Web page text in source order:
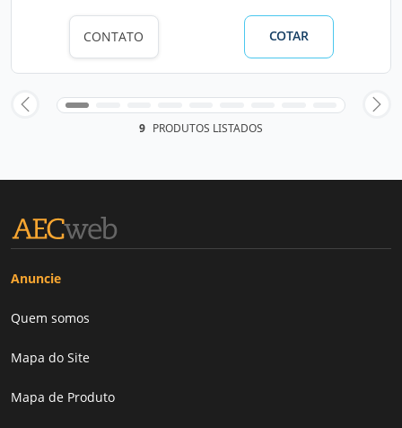
CONTATO COTAR
9 PRODUTOS LISTADOS
Anuncie
Quem somos
Mapa do Site
Mapa de Produto